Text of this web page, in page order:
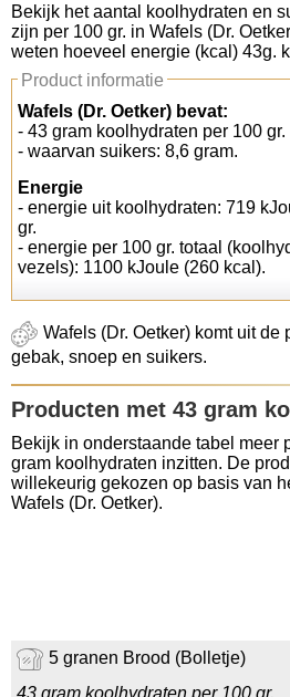
Koolhydraten tellen
Links
Bekijk het aantal koolhydraten en
zijn per 100 gr. in Wafels (Dr.
weten hoeveel energie (kcal) 43g.
Product informatie
Wafels (Dr. Oetker) bevat:
- 43 gram koolhydraten per 100 gr.
- waarvan suikers: 8,6 gram.
Energie
- energie uit koolhydraten: 719
gr.
- energie per 100 gr. totaal
vezels): 1100 kJoule (260 kcal).
Wafels (Dr. Oetker) komt uit de
gebak, snoep en suikers.
Producten met 43 gram
Bekijk in onderstaande tabel meer
gram koolhydraten inzitten. De
willekeurig gekozen op basis van
Wafels (Dr. Oetker).
5 granen Brood (Bolletje)
43 gram koolhydraten per 100 gr.